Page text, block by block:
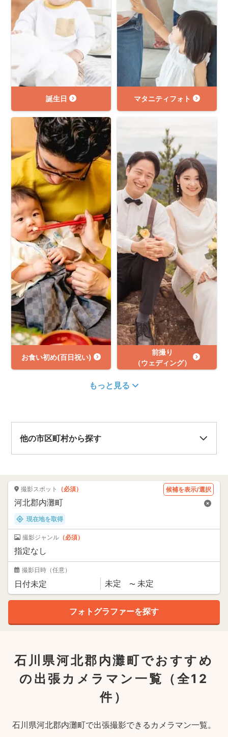
誕生日 マタニティフォト
お食い初め(百日祝い)
前撮り
（ウェディング）
もっと見る
他の市区町村から探す
撮影スポット （必須） 候補を表示/選択
現在地を取得
撮影ジャンル （必須）
撮影日時 （任意）
石川県河北郡内灘町でおすすめ
の出張カメラマン一覧
（全12
件）
石川県河北郡内灘町で出張撮影できるカメラマン一覧。